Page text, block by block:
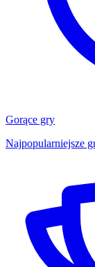
Gorące gry
Najpopularniejsze